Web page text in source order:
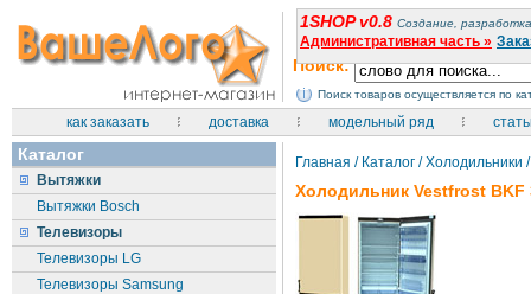
Поиск:
Поиск товаров осуществляется по
как заказать доставка модельный ряд
Каталог
Вытяжки
Вытяжки Bosch
Телевизоры
Телевизоры LG
Телевизоры Samsung
Главная / Каталог / Холодильники /
Холодильник Vestfrost BKF
1SHOP v0.8 Создание,
Административная часть »